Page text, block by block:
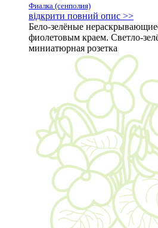
Фиалка (сенполия)
відкрити повний опис >>
Бело-зелёные
фиолетовым краем. Светло-
миниатюрная розетка